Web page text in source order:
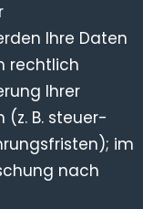
Ihre Daten
rechtlich
Ihrer
B. steuer-
im
nach